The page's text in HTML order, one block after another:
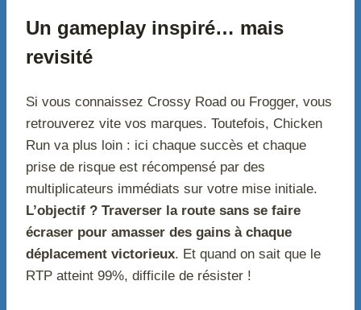
Un gameplay inspiré… mais
revisité
Si vous connaissez Crossy Road ou Frogger, vous
retrouverez vite vos marques. Toutefois, Chicken
Run va plus loin : ici chaque succès et chaque
prise de risque est récompensé par des
multiplicateurs immédiats sur votre mise initiale.
L’objectif ? Traverser la route sans se faire
écraser pour amasser des gains à chaque
déplacement victorieux. Et quand on sait que le
RTP atteint 99%, difficile de résister !